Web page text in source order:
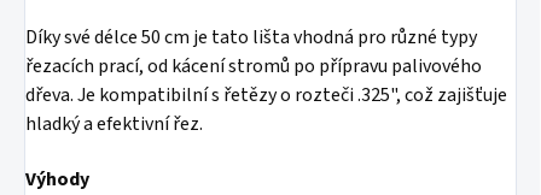
Díky své délce 50 cm je tato lišta vhodná pro různé typy
řezacích prací, od kácení stromů po přípravu palivového
dřeva. Je kompatibilní s řetězy o rozteči .325", což zajišťuje
hladký a efektivní řez.
Výhody